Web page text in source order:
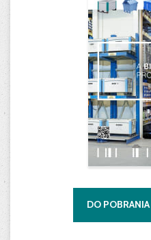
DO POBRANIA